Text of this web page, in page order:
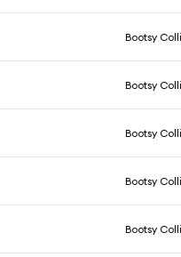
Bootsy
Bootsy
Bootsy
Bootsy
Bootsy